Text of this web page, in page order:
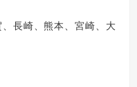
長崎、熊本、宮崎、大